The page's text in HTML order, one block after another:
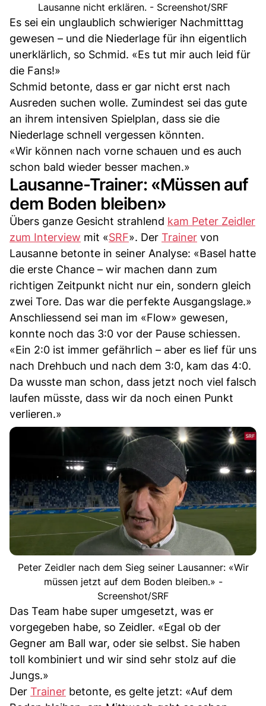
Lausanne nicht erklären. - Screenshot/SRF
Es sei ein unglaublich schwieriger Nachmitttag
gewesen – und die Niederlage für ihn eigentlich
unerklärlich, so Schmid. «Es tut mir auch leid für
die Fans!»
Schmid betonte, dass er gar nicht erst nach
Ausreden suchen wolle. Zumindest sei das gute
an ihrem intensiven Spielplan, dass sie die
Niederlage schnell vergessen könnten.
«Wir können nach vorne schauen und es auch
schon bald wieder besser machen.»
Lausanne-Trainer: «Müssen auf
dem Boden bleiben»
Übers ganze Gesicht strahlend kam Peter Zeidler
zum Interview mit «SRF». Der Trainer von
Lausanne betonte in seiner Analyse: «Basel hatte
die erste Chance – wir machen dann zum
richtigen Zeitpunkt nicht nur ein, sondern gleich
zwei Tore. Das war die perfekte Ausgangslage.»
Anschliessend sei man im «Flow» gewesen,
konnte noch das 3:0 vor der Pause schiessen.
«Ein 2:0 ist immer gefährlich – aber es lief für uns
nach Drehbuch und nach dem 3:0, kam das 4:0.
Da wusste man schon, dass jetzt noch viel falsch
laufen müsste, dass wir da noch einen Punkt
verlieren.»
Peter Zeidler nach dem Sieg seiner Lausanner: «Wir
müssen jetzt auf dem Boden bleiben.» -
Screenshot/SRF
Das Team habe super umgesetzt, was er
vorgegeben habe, so Zeidler. «Egal ob der
Gegner am Ball war, oder sie selbst. Sie haben
toll kombiniert und wir sind sehr stolz auf die
Jungs.»
Der Trainer betonte, es gelte jetzt: «Auf dem